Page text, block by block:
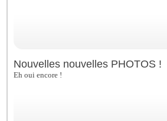
Nouvelles nouvelles PHOTOS !
Eh oui encore !